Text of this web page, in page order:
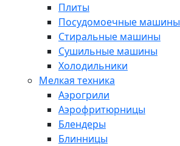
Плиты
Посудомоечные машины
Стиральные машины
Сушильные машины
Холодильники
Мелкая техника
Аэрогрили
Аэрофритюрницы
Блендеры
Блинницы